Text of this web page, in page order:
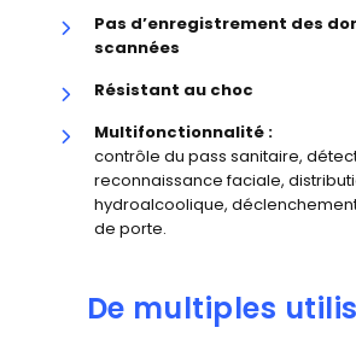
Pas d’enregistrement des
scannées
Résistant au choc
Multifonctionnalité :
contrôle du pass sanitaire,
reconnaissance faciale,
hydroalcoolique,
de porte.
De multiples